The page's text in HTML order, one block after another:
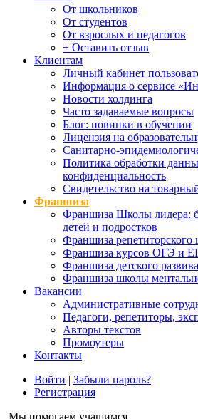
От школьников
От студентов
От взрослых и педагогов
+ Оставить отзыв
Клиентам
Личный кабинет
Информация о сервисе
Новости холдинга
Часто задаваемые вопросы
Блог: новинки в обучении
Лицензия на
Санитарно-
Политика обработки
конфиденциальность
Свидетельство на
Франшиза
Франшиза Школы лидера:
детей и подростков
Франшиза репетиторского
Франшиза курсов ОГЭ и
Франшиза детского
Франшиза школы
Вакансии
Административные
Педагоги, репетиторы,
Авторы текстов
Промоутеры
Контакты
Войти | Забыли пароль?
Регистрация
Мы помогаем учащимся